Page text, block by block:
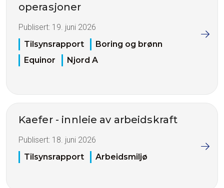
operasjoner
Publisert: 19. juni 2026
Tilsynsrapport
Boring og brønn
Equinor
Njord A
Kaefer - innleie av arbeidskraft
Publisert: 18. juni 2026
Tilsynsrapport
Arbeidsmiljø